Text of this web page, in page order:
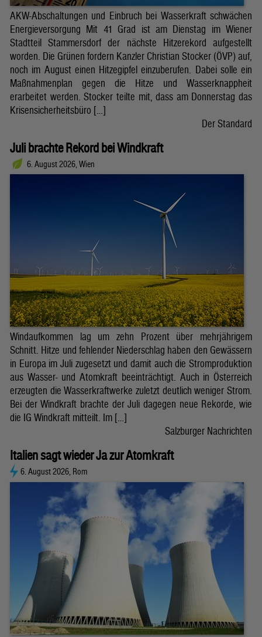
AKW-Abschaltungen und Einbruch bei Wasserkraft schwächen
Energieversorgung Mit 41 Grad ist am Dienstag im Wiener
Stadtteil Stammersdorf der nächste Hitzerekord aufgestellt
worden. Die Grünen fordern Kanzler Christian Stocker (ÖVP) auf,
noch im August einen Hitzegipfel einzuberufen. Dabei solle ein
Maßnahmenplan gegen die Hitze und Wasserknappheit
erarbeitet werden. Stocker teilte mit, dass am Donnerstag das
Krisensicherheitsbüro […]
Der Standard
Juli brachte Rekord bei Windkraft
6. August 2026, Wien
Windaufkommen lag um zehn Prozent über mehrjährigem
Schnitt. Hitze und fehlender Niederschlag haben den Gewässern
in Europa im Juli zugesetzt und damit auch die Stromproduktion
aus Wasser- und Atomkraft beeinträchtigt. Auch in Österreich
erzeugten die Wasserkraftwerke zuletzt deutlich weniger Strom.
Bei der Windkraft brachte der Juli dagegen neue Rekorde, wie
die IG Windkraft mitteilt. Im […]
Salzburger Nachrichten
Italien sagt wieder Ja zur Atomkraft
6. August 2026, Rom